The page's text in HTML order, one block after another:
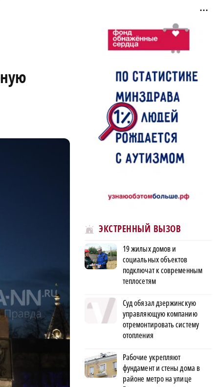
ЭКСТРЕННЫЙ ВЫЗОВ
19 жилых домов и
социальных объектов
подключат к современным
теплосетям
Суд обязал дзержинскую
управляющую компанию
отремонтировать систему
отопления
Рабочие укрепляют
фундамент и стены дома в
районе метро на улице